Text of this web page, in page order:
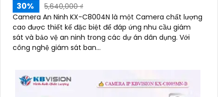
30%
5,640,000 ₫
Camera An Ninh KX-C8004N là một Camera chất lượng
cao được thiết kế đặc biệt để đáp ứng nhu cầu giám
sát và bảo vệ an ninh trong các dự án dân dụng. Với
công nghệ giám sát ban...